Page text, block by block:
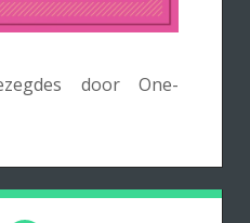
door One-